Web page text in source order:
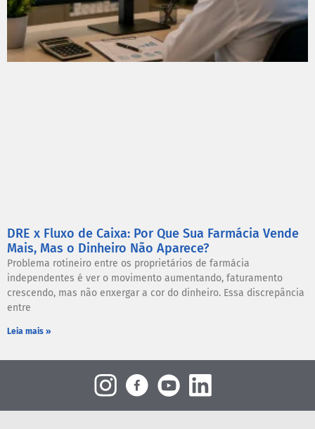
DRE x Fluxo de Caixa: Por Que Sua Farmácia Vende
Mais, Mas o Dinheiro Não Aparece?
Problema rotineiro entre os proprietários de farmácia
independentes é ver o movimento aumentando, faturamento
crescendo, mas não enxergar a cor do dinheiro. Essa discrepância
entre
Leia mais »